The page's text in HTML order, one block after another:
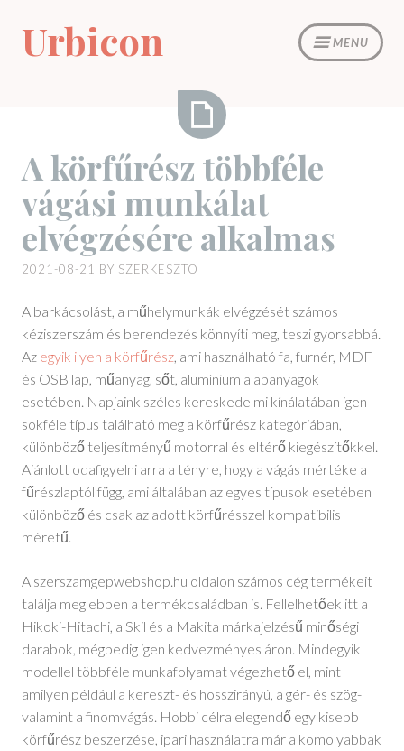
content
MENU
Urbicon
körfűrész
többféle
vágási
munkálat
elvégzésére
A körfűrész többféle
vágási munkálat
elvégzésére alkalmas
2021-08-21 BY SZERKESZTO
A barkácsolást, a műhelymunkák elvégzését számos
kéziszerszám és berendezés könnyíti meg, teszi gyorsabbá.
Az egyik ilyen a körfűrész , ami használható fa, furnér, MDF
és OSB lap, műanyag, sőt, alumínium alapanyagok
esetében. Napjaink széles kereskedelmi kínálatában igen
sokféle típus található meg a körfűrész kategóriában,
különböző teljesítményű motorral és eltérő kiegészítőkkel.
Ajánlott odafigyelni arra a tényre, hogy a vágás mértéke a
fűrészlaptól függ, ami általában az egyes típusok esetében
különböző és csak az adott körfűrésszel kompatibilis
méretű.
A szerszamgepwebshop.hu oldalon számos cég termékeit
találja meg ebben a termékcsaládban is. Fellelhetőek itt a
Hikoki-Hitachi, a Skil és a Makita márkajelzésű minőségi
darabok, mégpedig igen kedvezményes áron. Mindegyik
modellel többféle munkafolyamat végezhető el, mint
amilyen például a kereszt- és hosszirányú, a gér- és szög-
valamint a finomvágás. Hobbi célra elegendő egy kisebb
körfűrész beszerzése, ipari használatra már a komolyabbak